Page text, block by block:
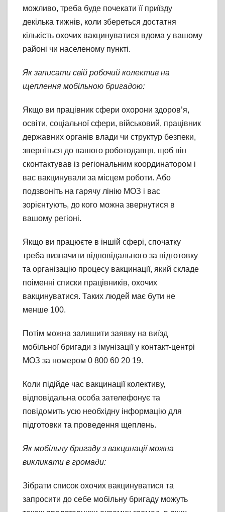
можливо, треба буде почекати її приїзду
декілька тижнів, коли збереться достатня
кількість охочих вакцинуватися вдома у вашому
районі чи населеному пункті.
Як записати свій робочий колектив на
щеплення мобільною бригадою:
Якщо ви працівник сфери охорони здоров’я,
освіти, соціальної сфери, військовий, працівник
державних органів влади чи структур безпеки,
зверніться до вашого роботодавця, щоб він
сконтактував із регіональним координатором і
вас вакцинували за місцем роботи. Або
подзвоніть на гарячу лінію МОЗ і вас
зорієнтують, до кого можна звернутися в
вашому регіоні.
Якщо ви працюєте в іншій сфері, спочатку
треба визначити відповідального за підготовку
та організацію процесу вакцинації, який складе
поіменні списки працівників, охочих
вакцинуватися. Таких людей має бути не
менше 100.
Потім можна залишити заявку на виїзд
мобільної бригади з імунізації у контакт-центрі
МОЗ за номером 0 800 60 20 19.
Коли підійде час вакцинації колективу,
відповідальна особа зателефонує та
повідомить усю необхідну інформацію для
підготовки та проведення щеплень.
Як мобільну бригаду з вакцинації можна
викликати в громади:
Зібрати список охочих вакцинуватися та
запросити до себе мобільну бригаду можуть